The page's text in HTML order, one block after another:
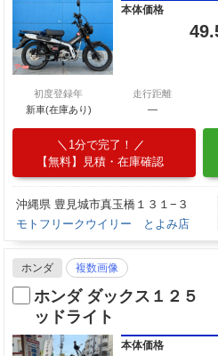
本体価格
初度登録年
新車(在庫あり)
走行距離
―
1分で完了！
【無料】見積・在庫確認
沖縄県 豊見城市真玉橋１３１−３
モトフリークウイリー とよみ店
ホンダ 複数画像
ホンダ ダックス１２５
ッドライト
本体価格